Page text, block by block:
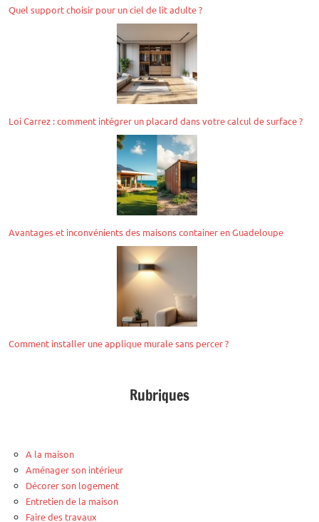
Quel support choisir pour un ciel de lit adulte ?
Loi Carrez : comment intégrer un placard dans votre calcul de surface ?
Avantages et inconvénients des maisons container en Guadeloupe
Comment installer une applique murale sans percer ?
Rubriques
A la maison
Aménager son intérieur
Décorer son logement
Entretien de la maison
Faire des travaux